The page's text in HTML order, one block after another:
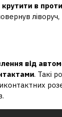
крутити в
від
. Такі